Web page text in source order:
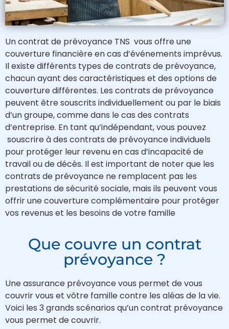
Un contrat de prévoyance TNS vous offre une
couverture financière en cas d’événements imprévus.
Il existe différents types de contrats de prévoyance,
chacun ayant des caractéristiques et des options de
couverture différentes. Les contrats de prévoyance
peuvent être souscrits individuellement ou par le biais
d’un groupe, comme dans le cas des contrats
d’entreprise. En tant qu’indépendant, vous pouvez
souscrire à des contrats de prévoyance individuels
pour protéger leur revenu en cas d’incapacité de
travail ou de décès. Il est important de noter que les
contrats de prévoyance ne remplacent pas les
prestations de sécurité sociale, mais ils peuvent vous
offrir une couverture complémentaire pour protéger
vos revenus et les besoins de votre famille
Que couvre un contrat
prévoyance ?
Une assurance prévoyance vous permet de vous
couvrir vous et vôtre famille contre les aléas de la vie.
Voici les 3 grands scénarios qu’un contrat prévoyance
vous permet de couvrir.